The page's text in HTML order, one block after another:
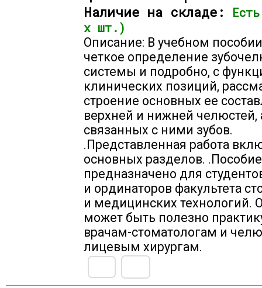
Наличие на складе:
х шт.)
Описание: В учебном
четкое определение
системы и подробно, с
клинических позиций,
строение основных ее
верхней и нижней челюстей,
связанных с ними зубов.
.Представленная работа
основных разделов. .Пособие
предназначено для
и ординаторов факультета
и медицинских технологий.
может быть полезно
врачам-стоматологам и
лицевым хирургам.